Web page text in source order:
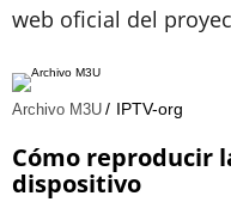
web oficial del
Archivo M3U IPTV-org
Cómo reproducir
dispositivo